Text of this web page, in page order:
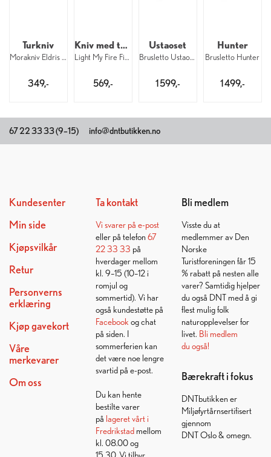
Turkniv
Morakniv Eldris Green
349,-
Kniv med tennstål
Light My Fire FireKnife BIO CocoShell
569,-
Ustaoset
Brusletto Ustaoset
1 599,-
Hunter
Brusletto Hunter
1 499,-
67 22 33 33 (9–15) info@dntbutikken.no
Kundesenter
Min side
Kjøpsvilkår
Retur
Personverns
erklæring
Kjøp gavekort
Våre
merkevarer
Om oss
Ta kontakt
Vi svarer på e-post
eller på telefon 67
22 33 33 på
hverdager mellom
kl. 9–15 (10–12 i
romjul og
sommertid). Vi har
også kundestøtte på
Facebook og chat
på siden. I
sommerferien kan
det være noe lengre
svartid på e-post.
Du kan hente
bestilte varer
på lageret vårt i
Fredrikstadmellom
kl. 08.00 og
Bli medlem
Visste du at
medlemmer av Den
Norske
Turistforeningen får 15
% rabatt på nesten alle
varer? Samtidig hjelper
du også DNT med å gi
flest mulig folk
naturopplevelser for
livet. Bli medlem
du også!
Bærekraft i fokus
DNTbutikken er
Miljøfyrtårnsertifisert
gjennom
DNT Oslo & omegn.